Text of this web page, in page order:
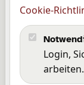
Kollektionen
Downloads
SrabLog
Über mich
Cookie-
Login,
arbeiten.